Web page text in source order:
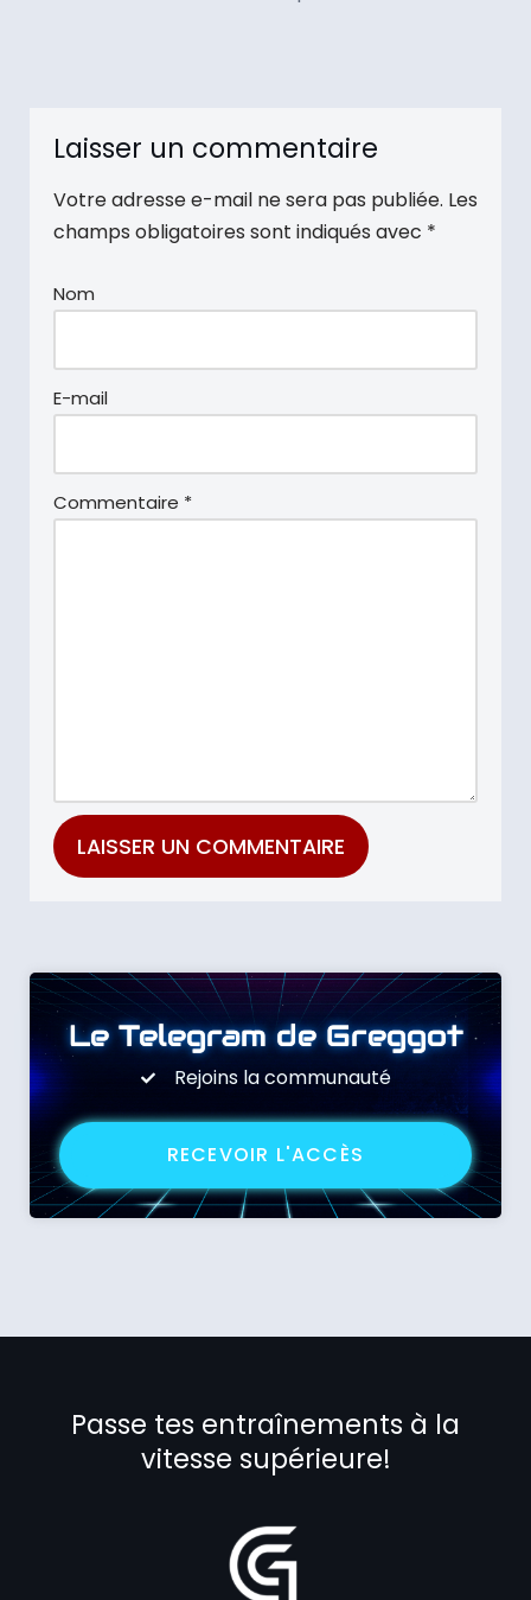
Laisser un commentaire
Votre adresse e-mail ne sera pas publiée. Les
champs obligatoires sont indiqués avec *
Nom
E-mail
Commentaire *
Le Telegram de Greggot
Rejoins la communauté
RECEVOIR L'ACCÈS
Passe tes entraînements à la
vitesse supérieure!